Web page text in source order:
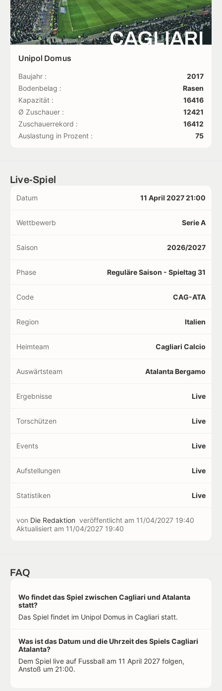
CAGLIARI
Unipol Domus
Baujahr :
2017
Bodenbelag :
Rasen
Kapazität :
16416
Ø Zuschauer :
12421
Zuschauerrekord :
16412
Auslastung in Prozent :
75
Live-Spiel
Datum 11 April 2027 21:00
Wettbewerb Serie A
Saison 2026/2027
Phase Reguläre Saison - Spieltag 31
Code CAG-ATA
Region Italien
Heimteam Cagliari Calcio
Auswärtsteam Atalanta Bergamo
Ergebnisse Live
Torschützen Live
Events Live
Aufstellungen Live
Statistiken Live
von Die Redaktion veröffentlicht am 11/04/2027 19:40
Aktualisiert am 11/04/2027 19:40
FAQ
Wo findet das Spiel zwischen Cagliari und Atalanta
statt?
Das Spiel findet im Unipol Domus in Cagliari statt.
Was ist das Datum und die Uhrzeit des Spiels Cagliari
Atalanta?
Dem Spiel live auf Fussball am 11 April 2027 folgen,
Anstoß um 21:00.